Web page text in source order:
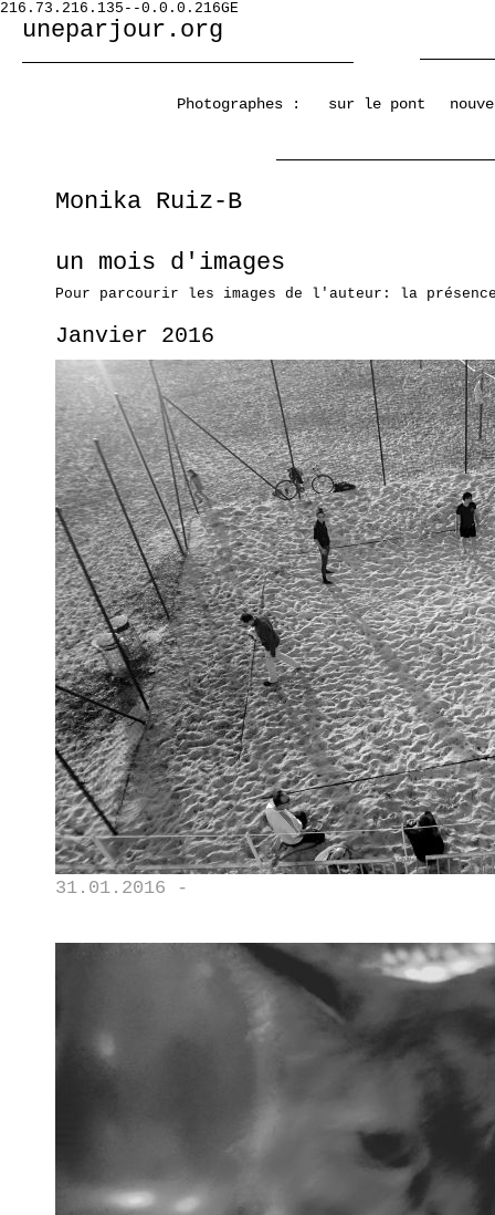
216.73.216.135--0.0.0.216GE
uneparjour.org
Photographes : sur le pont
Monika Ruiz-B
un mois d'images
Pour parcourir les images de l'auteur: la
Janvier 2016
31.01.2016 -